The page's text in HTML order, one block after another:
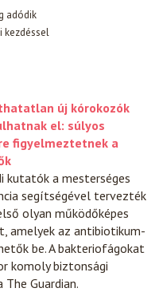
adódik
kezdéssel
új kórokozók
el: súlyos
figyelmeztetnek a
kutatók a mesterséges
segítségével tervezték
olyan működőképes
amelyek az antibiotikum-
be. A bakteriofágokat
komoly biztonsági
Guardian.